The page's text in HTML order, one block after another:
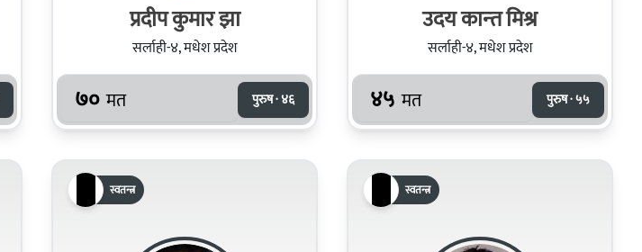
प्रदीप कुमार झा
सर्लाही-४, मधेश प्रदेश
७० मत पुरुष · ४६
उदय कान्‍त मिश्र
सर्लाही-४, मधेश प्रदेश
४५ मत पुरुष · ५५
स्वतन्त्र स्वतन्त्र